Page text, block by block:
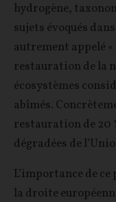
hydrogène,
sujets évoqués
autrement appelé «
restauration de la
écosystèmes
abîmés.
restauration de 20
dégradées de
L’importance de
la droite